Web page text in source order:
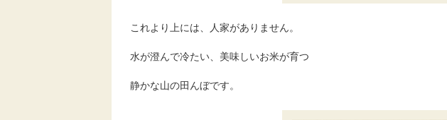
これより上には、人家がありません。
水が澄んで冷たい、美味しいお米が育つ
静かな山の田んぼです。